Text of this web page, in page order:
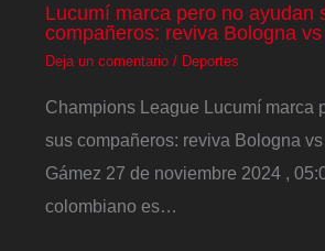
Lucumí marca pero no ayudan
compañeros: reviva Bologna
Deja un comentario / Deportes
Champions League Lucumí marca
sus compañeros: reviva Bologna
Gámez 27 de noviembre 2024 ,
colombiano es…